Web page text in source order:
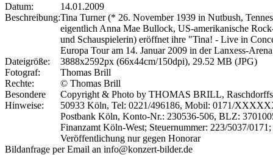
Datum:
14.01.2009
Beschreibung:Tina Turner (* 26. November 1939 in Nutbush,
eigentlich Anna Mae Bullock, US-amerikanische
und Schauspielerin) eröffnet ihre "Tina! - Live in
Europa Tour am 14. Januar 2009 in der Lanxess-
Dateigröße:
3888x2592px (66x44cm/150dpi), 29.52 MB (JPG)
Fotograf:
Thomas Brill
Rechte:
© Thomas Brill
Besondere
Hinweise:
Copyright & Photo by THOMAS BRILL,
50933 Köln, Tel: 0221/496186, Mobil: 0171/
Postbank Köln, Konto-Nr.: 230536-506, BLZ:
Finanzamt Köln-West; Steuernummer: 223/5037/
Veröffentlichung nur gegen Honorar
Bildanfrage per Email an info@konzert-bilder.de